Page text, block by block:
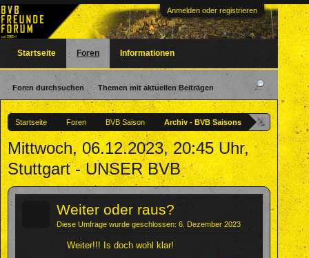
Anmelden oder registrieren
Startseite Foren BVB Saison Archiv - BVB Saisons
Mittwoch, 06.12.2023, 20:45 Uhr,
Stuttgart - UNSER BVB
Weiter oder raus?
Diese Umfrage wurde geschlossen: 6. Dezember 2023
Weiter!!! Is doch wohl klar!
Startseite Foren
Foren durchsuchen Themen mit aktuellen Beiträgen
Informationen